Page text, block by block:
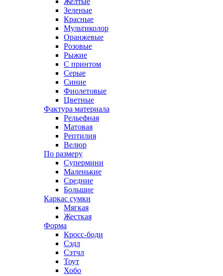
Зеленые
Красные
Мультиколор
Оранжевые
Розовые
Рыжие
С принтом
Серые
Синие
Фиолетовые
Цветные
Фактура материала
Рельефная
Матовая
Рептилия
Велюр
По размеру
Супермини
Маленькие
Средние
Большие
Каркас сумки
Мягкая
Жесткая
Форма
Кросс-боди
Сэдл
Сэтчл
Тоут
Хобо